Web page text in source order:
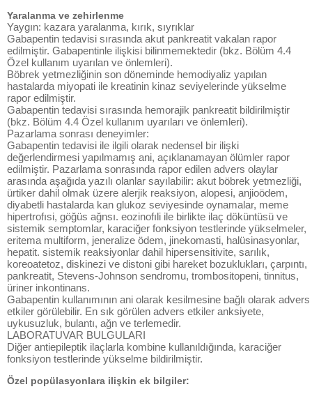
Yaralanma ve zehirlenme
Yaygın: kazara yaralanma, kırık, sıyrıklar
Gabapentin tedavisi sırasında akut pankreatit vakalan rapor
edilmiştir. Gabapentinle ilişkisi bilinmemektedir (bkz. Bölüm 4.4
Özel kullanım uyarılan ve önlemleri).
Böbrek yetmezliğinin son döneminde hemodiyaliz yapılan
hastalarda miyopati ile kreatinin kinaz seviyelerinde yükselme
rapor edilmiştir.
Gabapentin tedavisi sırasında hemorajik pankreatit bildirilmiştir
(bkz. Bölüm 4.4 Özel kullanım uyarıları ve önlemleri).
Pazarlama sonrası deneyimler:
Gabapentin tedavisi ile ilgili olarak nedensel bir ilişki
değerlendirmesi yapılmamış ani, açıklanamayan ölümler rapor
edilmiştir. Pazarlama sonrasında rapor edilen advers olaylar
arasında aşağıda yazılı olanlar sayılabilir: akut böbrek yetmezliği,
ürtiker dahil olmak üzere alerjik reaksiyon, alopesi, anjioödem,
diyabetli hastalarda kan glukoz seviyesinde oynamalar, meme
hipertrofısi, göğüs ağnsı. eozinofıli ile birlikte ilaç döküntüsü ve
sistemik semptomlar, karaciğer fonksiyon testlerinde yükselmeler,
eritema multiform, jeneralize ödem, jinekomasti, halüsinasyonlar,
hepatit. sistemik reaksiyonlar dahil hipersensitivite, sarılık,
koreoatetoz, diskinezi ve distoni gibi hareket bozuklukları, çarpıntı,
pankreatit, Stevens-Johnson sendromu, trombositopeni, tinnitus,
üriner inkontinans.
Gabapentin kullanımının ani olarak kesilmesine bağlı olarak advers
etkiler görülebilir. En sık görülen advers etkiler anksiyete,
uykusuzluk, bulantı, ağn ve terlemedir.
LABORATUVAR BULGULARI
Diğer antiepileptik ilaçlarla kombine kullanıldığında, karaciğer
fonksiyon testlerinde yükselme bildirilmiştir.
Özel popülasyonlara ilişkin ek bilgiler: